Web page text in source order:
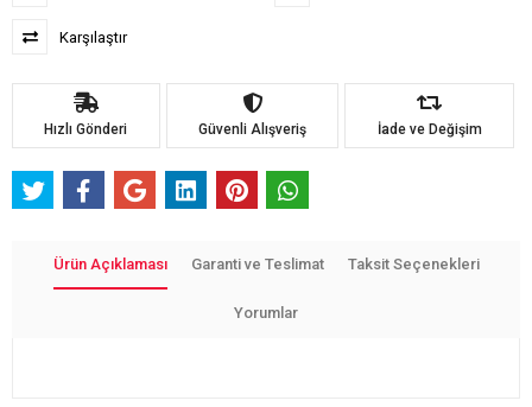
Karşılaştır
Hızlı Gönderi Güvenli Alışveriş İade ve Değişim
Ürün Açıklaması Garanti ve Teslimat Taksit Seçenekleri
Yorumlar